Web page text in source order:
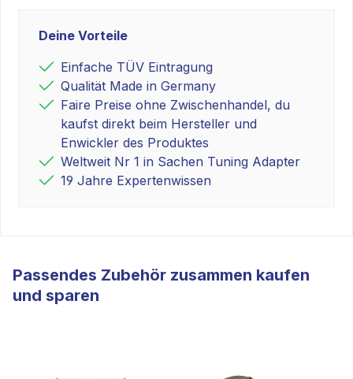
Deine Vorteile
Einfache TÜV Eintragung
Qualität Made in Germany
Faire Preise ohne Zwischenhandel, du
kaufst direkt beim Hersteller und
Enwickler des Produktes
Weltweit Nr 1 in Sachen Tuning Adapter
19 Jahre Expertenwissen
Passendes Zubehör zusammen kaufen
und sparen